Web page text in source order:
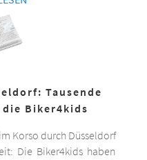
Tausende
Biker4kids
Korso durch Düsseldorf
Die Biker4kids haben